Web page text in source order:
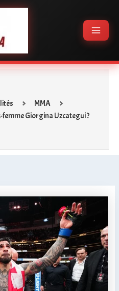
Menu
MMA
femme Giorgina Uzcategui ?